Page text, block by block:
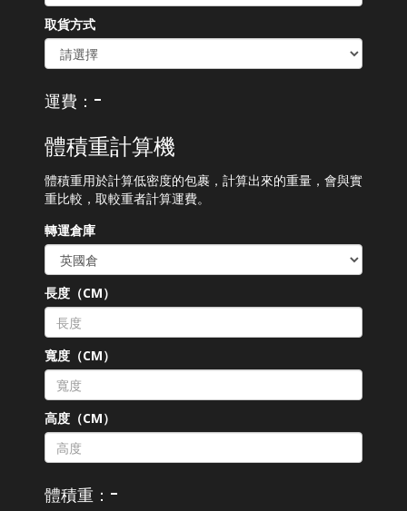
取貨方式
運費： -
體積重計算機
體積重用於計算低密度的包裹，計算出來的重量，會與實
重比較，取較重者計算運費。
轉運倉庫
長度（CM）
寬度（CM）
高度（CM）
體積重： -